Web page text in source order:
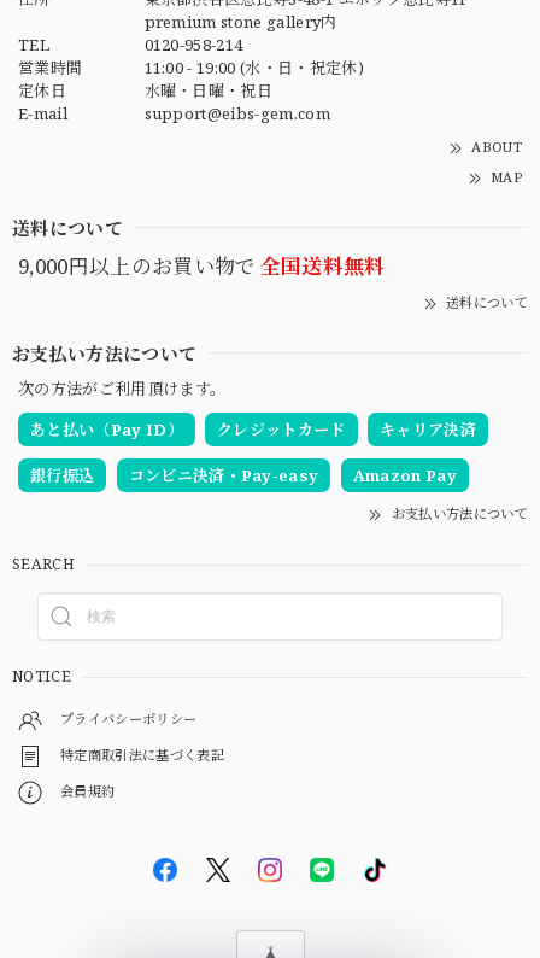
premium stone gallery内
TEL
0120-958-214
営業時間
11:00 - 19:00 (水・日・祝定休)
定休日
水曜・日曜・祝日
E-mail
support@eibs-gem.com
ABOUT
MAP
送料について
9,000円以上のお買い物で 全国送料無料
送料について
お支払い方法について
次の方法がご利用頂けます。
あと払い（Pay ID）
クレジットカード キャリア決済
銀行振込 コンビニ決済・Pay-easy Amazon Pay
お支払い方法について
SEARCH
NOTICE
プライバシーポリシー
特定商取引法に基づく表記
会員規約